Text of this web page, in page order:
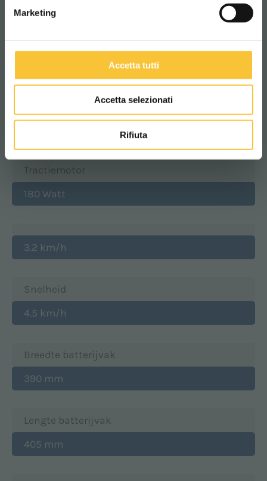
Marketing
Accetta tutti
Accetta selezionati
Rifiuta
Hoogte van de machine
Gewicht machine z.batterij
Tractiemotor
180 Watt
3.2 km/h
Snelheid
4.5 km/h
Breedte batterijvak
390 mm
Lengte batterijvak
405 mm